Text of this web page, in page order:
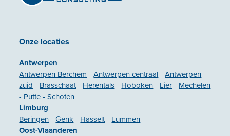
Onze locaties
Antwerpen
Antwerpen Berchem -Antwerpen centraal -Antwerpen
zuid - Brasschaat- Herentals - Hoboken - Lier - Mechelen
- Putte -Schoten
Limburg
Beringen -Genk - Hasselt- Lummen
Oost-Vlaanderen